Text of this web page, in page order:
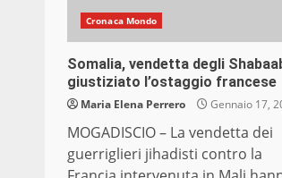
Cronaca Mondo
Somalia, vendetta degli
giustiziato l’ostaggio francese
Maria Elena Perrero Gennaio 17,
MOGADISCIO – La vendetta dei
guerriglieri jihadisti contro la